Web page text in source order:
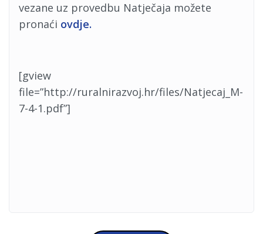
vezane uz provedbu Natječaja možete
pronaći ovdje.
[gview
file=”http://ruralnirazvoj.hr/files/Natjecaj_M-
7-4-1.pdf”]